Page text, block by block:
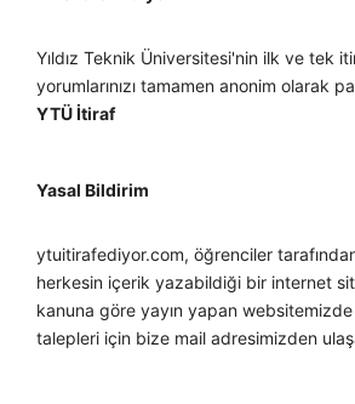
Yıldız Teknik Üniversitesi'nin ilk ve tek
yorumlarınızı tamamen anonim olarak
YTÜ İtiraf
Yasal Bildirim
ytuitirafediyor.com, öğrenciler
herkesin içerik yazabildiği bir internet
kanuna göre yayın yapan
talepleri için bize mail adresimizden